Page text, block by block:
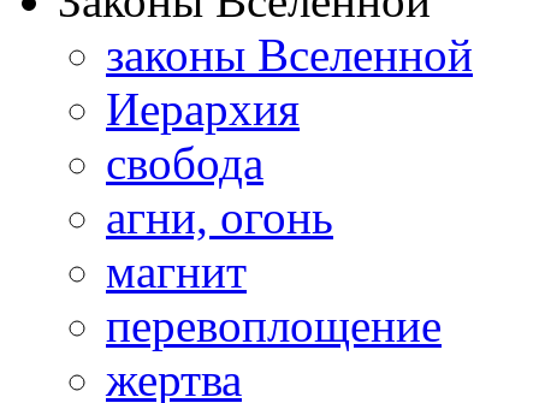
законы Вселенной
Иерархия
свобода
агни, огонь
магнит
перевоплощение
жертва